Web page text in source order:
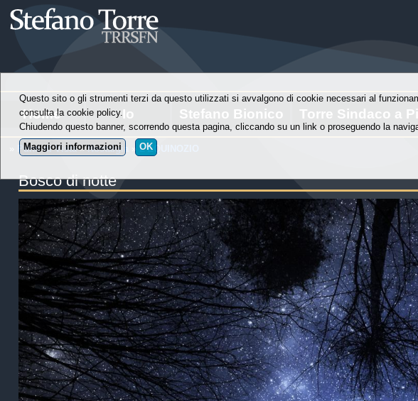
Home Io Stefano Bionico Torre Sindaco a
Punti di Vista »Nostalgia L’EQUINOZIO
Bosco di notte
Questo sito o gli strumenti terzi da questo utilizzati si avvalgono di cookie necessari al
consulta la cookie policy.
Chiudendo questo banner, scorrendo questa pagina, cliccando su un link o proseguendo la
Maggiori informazioni
OK